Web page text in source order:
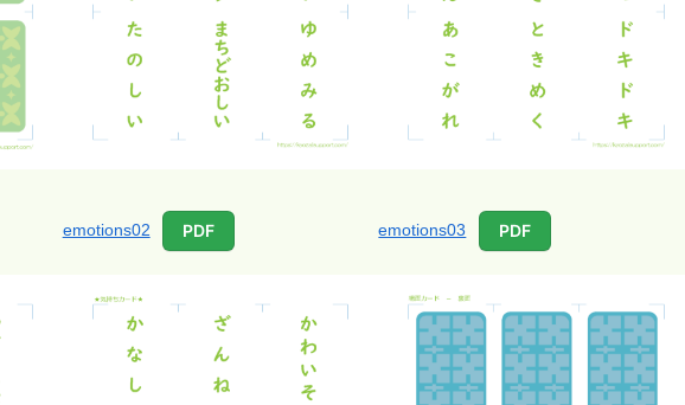
emotions02 PDF emotions03 PDF